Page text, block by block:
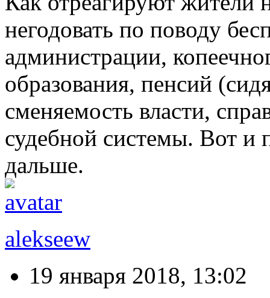
негодовать по поводу
администрации,
образования, пенсий
сменяемость власти,
судебной системы. Вот и
дальше.
alekseew
19 января 2018, 13:02